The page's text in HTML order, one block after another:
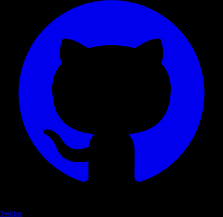
Twitter